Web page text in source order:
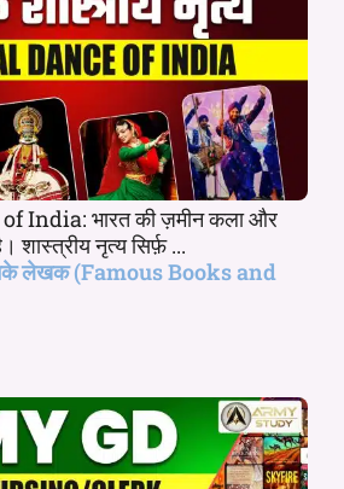
India: भारत की ज़मीन कला और
नृत्य सिर्फ़ ...
लेखक (Famous Books and